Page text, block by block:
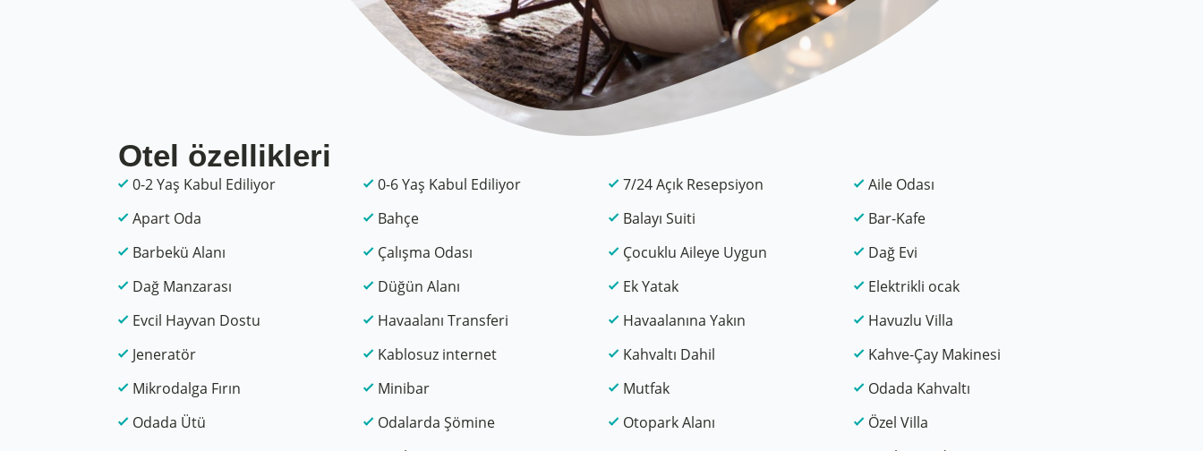
Otel özellikleri
0-2 Yaş Kabul Ediliyor 0-6 Yaş Kabul Ediliyor 7/24 Açık Resepsiyon
Aile Odası
Apart Oda
Bahçe Balayı Suiti
Bar-Kafe
Barbekü Alanı
Çalışma Odası Çocuklu Aileye Uygun
Dağ Evi
Dağ Manzarası
Düğün Alanı Ek Yatak
Elektrikli ocak
Evcil Hayvan Dostu
Havaalanı Transferi Havaalanına Yakın
Havuzlu Villa
Jeneratör
Kablosuz internet Kahvaltı Dahil
Kahve-Çay Makinesi
Mikrodalga Fırın
Minibar Mutfak
Odada Kahvaltı
Odada Ütü
Odalarda Şömine Otopark Alanı
Özel Villa